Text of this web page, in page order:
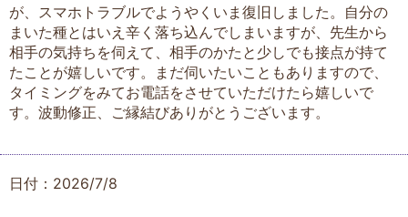
が、スマホトラブルでようやくいま復旧しました。自分の
まいた種とはいえ辛く落ち込んでしまいますが、先生から
相手の気持ちを伺えて、相手のかたと少しでも接点が持て
たことが嬉しいです。まだ伺いたいこともありますので、
タイミングをみてお電話をさせていただけたら嬉しいで
す。波動修正、ご縁結びありがとうございます。
日付：2026/7/8